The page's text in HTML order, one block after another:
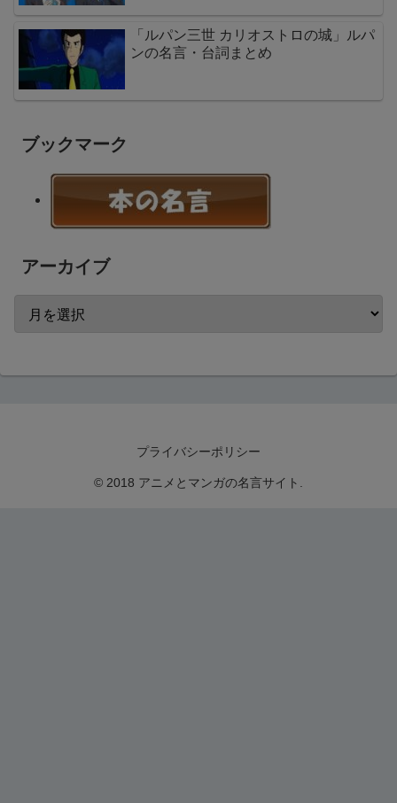
「ルパン三世 カリオストロの城」ルパ
ンの名言・台詞まとめ
ブックマーク
アーカイブ
プライバシーポリシー
© 2018 アニメとマンガの名言サイト.